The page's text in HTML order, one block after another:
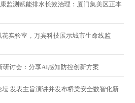
监测赋能排水长效治理：厦门集美区正本
实验室，万宾科技展示城市生命线监
研讨会：分享AI感知防控创新方案
发表主旨演讲并发布桥梁安全数智化新